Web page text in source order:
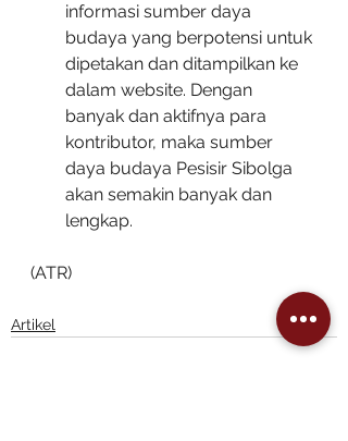
informasi sumber daya
budaya yang berpotensi untuk
dipetakan dan ditampilkan ke
dalam website. Dengan
banyak dan aktifnya para
kontributor, maka sumber
daya budaya Pesisir Sibolga
akan semakin banyak dan
lengkap.
(ATR)
Artikel